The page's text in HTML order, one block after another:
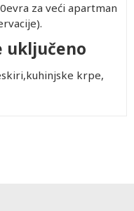
za veći apartman
uključeno
krpe,